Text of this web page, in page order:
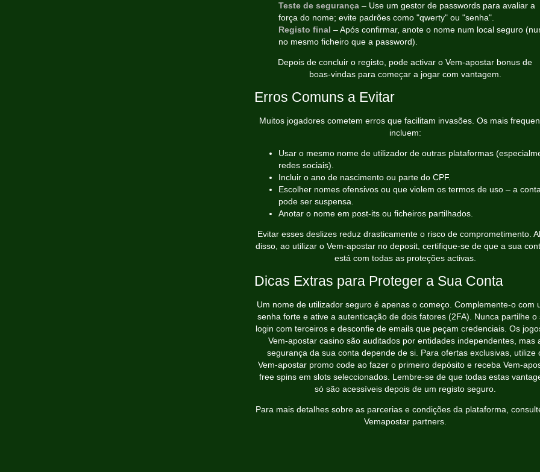
Teste de segurança – Use um gestor de passwords para avaliar a
força do nome; evite padrões como "qwerty" ou "senha".
Registo final – Após confirmar, anote o nome num local seguro
no mesmo ficheiro que a password).
Depois de concluir o registo, pode activar o Vem‑apostar bonus de
boas‑vindas para começar a jogar com vantagem.
Erros Comuns a Evitar
Muitos jogadores cometem erros que facilitam invasões. Os mais
incluem:
Usar o mesmo nome de utilizador de outras plataformas
redes sociais).
Incluir o ano de nascimento ou parte do CPF.
Escolher nomes ofensivos ou que violem os termos de uso – a conta
pode ser suspensa.
Anotar o nome em post‑its ou ficheiros partilhados.
Evitar esses deslizes reduz drasticamente o risco de comprometimento.
disso, ao utilizar o Vem‑apostar no deposit, certifique‑se de que a sua
está com todas as proteções activas.
Dicas Extras para Proteger a Sua Conta
Um nome de utilizador seguro é apenas o começo. Complemente‑o com
senha forte e ative a autenticação de dois fatores (2FA). Nunca partilhe o
login com terceiros e desconfie de emails que peçam credenciais. Os
Vem‑apostar casino são auditados por entidades independentes, mas
segurança da sua conta depende de si. Para ofertas exclusivas, utilize
Vem‑apostar promo code ao fazer o primeiro depósito e receba
free spins em slots seleccionados. Lembre‑se de que todas estas
só são acessíveis depois de um registo seguro.
Para mais detalhes sobre as parcerias e condições da plataforma,
Vemapostar partners.